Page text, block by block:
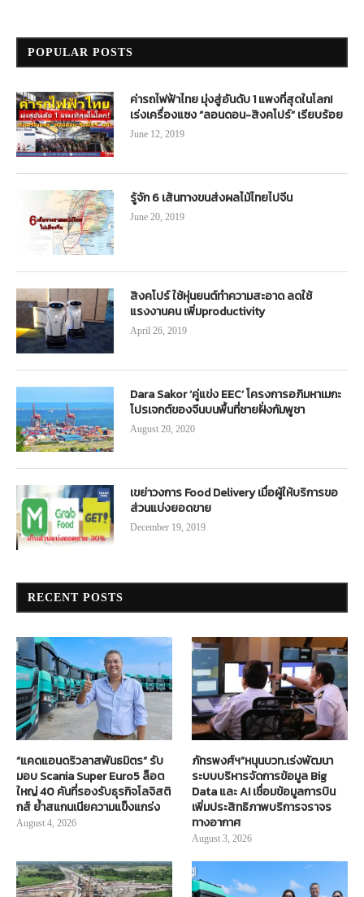
POPULAR POSTS
ค่ารถไฟฟ้าไทย มุ่งสู่อันดับ 1 แพงที่สุดในโลก!
เร่งเครื่องแซง “ลอนดอน-สิงคโปร์” เรียบร้อย
June 12, 2019
รู้จัก 6 เส้นทางขนส่งผลไม้ไทยไปจีน
June 20, 2019
สิงคโปร์ ใช้หุ่นยนต์ทำความสะอาด ลดใช้
แรงงานคน เพิ่มproductivity
April 26, 2019
Dara Sakor ‘คู่แข่ง EEC’ โครงการอภิมหาเมกะ
โปรเจกต์ของจีนบนพื้นที่ชายฝั่งกัมพูชา
August 20, 2020
เขย่าวงการ Food Delivery เมื่อผู้ให้บริการขอ
ส่วนแบ่งยอดขาย
December 19, 2019
RECENT POSTS
“แคดแอนดริวลาสพันธมิตร” รับ
มอบ Scania Super Euro5 ล็อต
ใหญ่ 40 คันที่รองรับธุรกิจโลจิสติ
กส์ ย้ำสแกนเนียความแข็งแกร่ง
August 4, 2026
ภัทรพงศ์ฯ”หนุนบวท.เร่งพัฒนา
ระบบบริหารจัดการข้อมูล Big
Data และ AI เชื่อมข้อมูลการบิน
เพิ่มประสิทธิภาพบริการจราจร
ทางอากาศ
August 3, 2026